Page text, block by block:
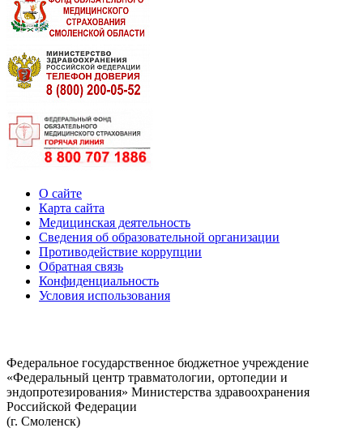
О сайте
Карта сайта
Медицинская деятельность
Сведения об образовательной организации
Противодействие коррупции
Обратная связь
Конфиденциальность
Условия использования
Федеральное государственное бюджетное учреждение
«Федеральный центр травматологии, ортопедии и
эндопротезирования» Министерства здравоохранения
Российской Федерации
(г. Смоленск)